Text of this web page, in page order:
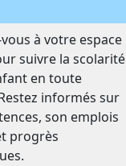
à votre espace
suivre la scolarité
en toute
informés sur
son emplois
progrès